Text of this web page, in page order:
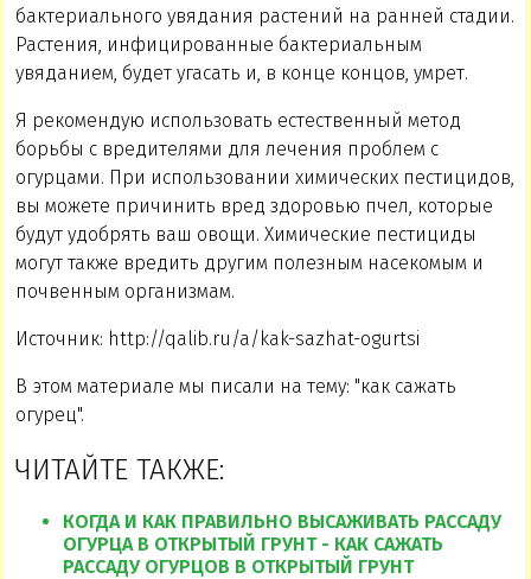
бактериального увядания растений на ранней стадии.
Растения, инфицированные бактериальным
увяданием, будет угасать и, в конце концов, умрет.
Я рекомендую использовать естественный метод
борьбы с вредителями для лечения проблем с
огурцами. При использовании химических пестицидов,
вы можете причинить вред здоровью пчел, которые
будут удобрять ваш овощи. Химические пестициды
могут также вредить другим полезным насекомым и
почвенным организмам.
Источник: http://qalib.ru/a/kak-sazhat-ogurtsi
В этом материале мы писали на тему: "как сажать
огурец".
ЧИТАЙТЕ ТАКЖЕ:
КОГДА И КАК ПРАВИЛЬНО ВЫСАЖИВАТЬ РАССАДУ
ОГУРЦА В ОТКРЫТЫЙ ГРУНТ - КАК САЖАТЬ
РАССАДУ ОГУРЦОВ В ОТКРЫТЫЙ ГРУНТ